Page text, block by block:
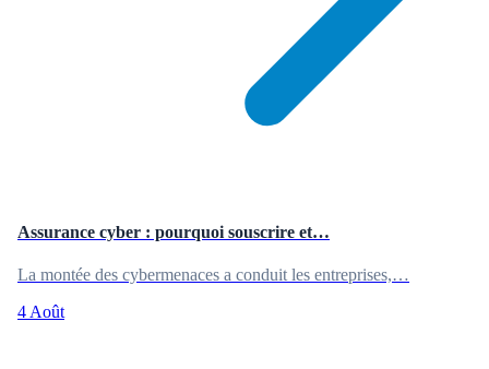
Assurance cyber : pourquoi souscrire et…
La montée des cybermenaces a conduit les entreprises,…
4 Août